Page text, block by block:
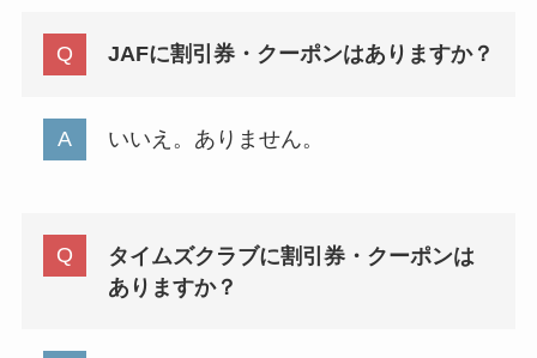
JAFに割引券・クーポンはありますか？
いいえ。ありません。
タイムズクラブに割引券・クーポンは
ありますか？